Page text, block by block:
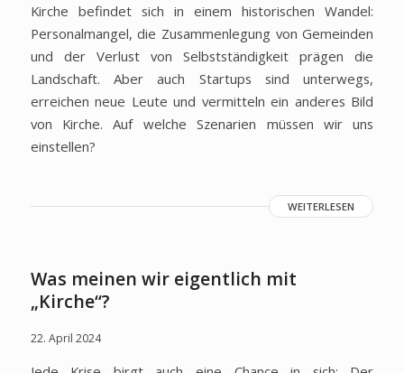
Kirche befindet sich in einem historischen Wandel:
Personalmangel, die Zusammenlegung von Gemeinden
und der Verlust von Selbstständigkeit prägen die
Landschaft. Aber auch Startups sind unterwegs,
erreichen neue Leute und vermitteln ein anderes Bild
von Kirche. Auf welche Szenarien müssen wir uns
einstellen?
WEITERLESEN
Was meinen wir eigentlich mit
„Kirche“?
22. April 2024